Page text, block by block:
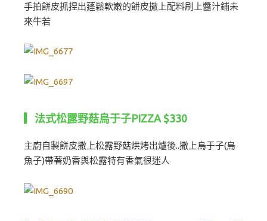
手拍餅皮抓捏出蓬鬆軟嫩的餅皮撒上配料刷上醬汁鋪未
來牛若
▎法式松露野菇烏于子PIZZA $330
主廚自製餅皮撒上松露野菇烘烤出爐後..撒上烏于子(烏
魚子)帶著奶香與松露特有香氣很迷人